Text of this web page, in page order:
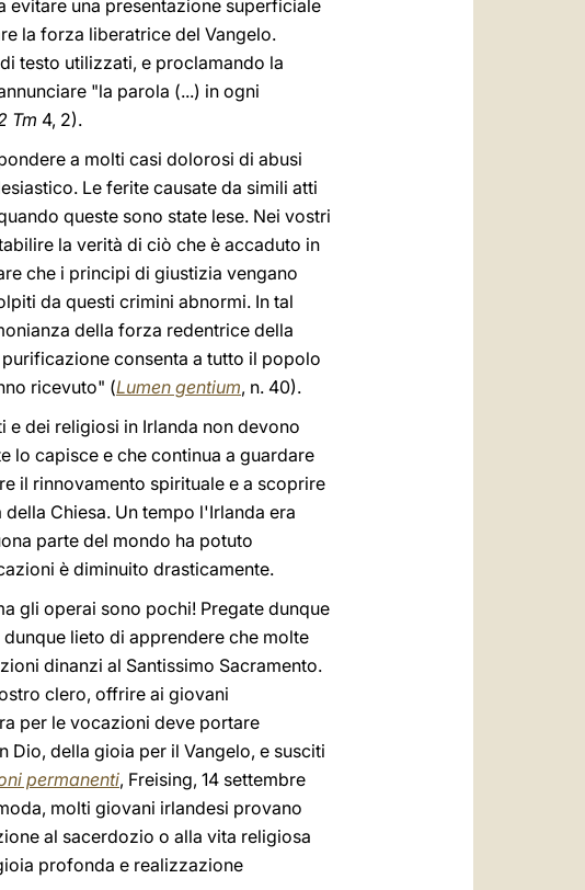
evitare una presentazione superficiale
la forza liberatrice del Vangelo.
testo utilizzati, e proclamando la
"la parola (...) in ogni
Tm 4, 2).
a molti casi dolorosi di abusi
Le ferite causate da simili atti
queste sono state lese. Nei vostri
la verità di ciò che è accaduto in
che i principi di giustizia vengano
da questi crimini abnormi. In tal
della forza redentrice della
consenta a tutto il popolo
ricevuto" (Lumen gentium, n. 40).
dei religiosi in Irlanda non devono
lo capisce e che continua a guardare
il rinnovamento spirituale e a scoprire
Chiesa. Un tempo l'Irlanda era
parte del mondo ha potuto
è diminuito drasticamente.
gli operai sono pochi! Pregate dunque
lieto di apprendere che molte
dinanzi al Santissimo Sacramento.
clero, offrire ai giovani
per le vocazioni deve portare
della gioia per il Vangelo, e susciti
permanenti, Freising, 14 settembre
molti giovani irlandesi provano
al sacerdozio o alla vita religiosa
profonda e realizzazione